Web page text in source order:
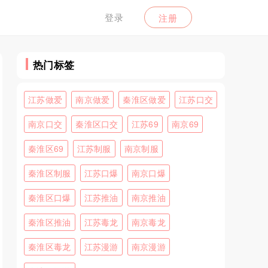
登录 注册
热门标签
江苏做爱 南京做爱 秦淮区做爱 江苏口交
南京口交 秦淮区口交 江苏69 南京69
秦淮区69 江苏制服 南京制服
秦淮区制服 江苏口爆 南京口爆
秦淮区口爆 江苏推油 南京推油
秦淮区推油 江苏毒龙 南京毒龙
秦淮区毒龙 江苏漫游 南京漫游